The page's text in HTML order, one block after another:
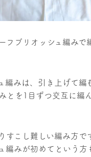
フブリオッシュ編みで
編みは、引き上げて編
とを1目ずつ交互に編
すこし難しい編み方で
編みが初めてという方